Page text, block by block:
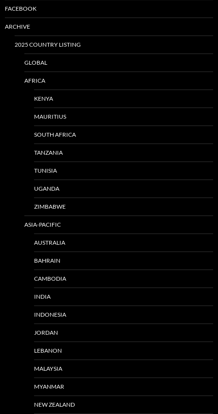
FACEBOOK
ARCHIVE
2025 COUNTRY LISTING
GLOBAL
AFRICA
KENYA
MAURITIUS
SOUTH AFRICA
TANZANIA
TUNISIA
UGANDA
ZIMBABWE
ASIA-PACIFIC
AUSTRALIA
BAHRAIN
CAMBODIA
INDIA
INDONESIA
JORDAN
LEBANON
MALAYSIA
MYANMAR
NEW ZEALAND